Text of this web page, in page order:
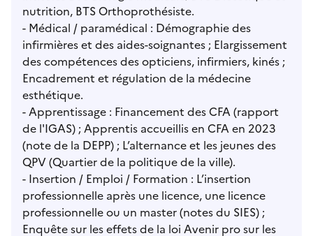
nutrition, BTS Orthoprothésiste.
- Médical / paramédical : Démographie des
infirmières et des aides-soignantes ; Elargissement
des compétences des opticiens, infirmiers, kinés ;
Encadrement et régulation de la médecine
esthétique.
- Apprentissage : Financement des CFA (rapport
de l'IGAS) ; Apprentis accueillis en CFA en 2023
(note de la DEPP) ; L’alternance et les jeunes des
QPV (Quartier de la politique de la ville).
- Insertion / Emploi / Formation : L’insertion
professionnelle après une licence, une licence
professionnelle ou un master (notes du SIES) ;
Enquête sur les effets de la loi Avenir pro sur les